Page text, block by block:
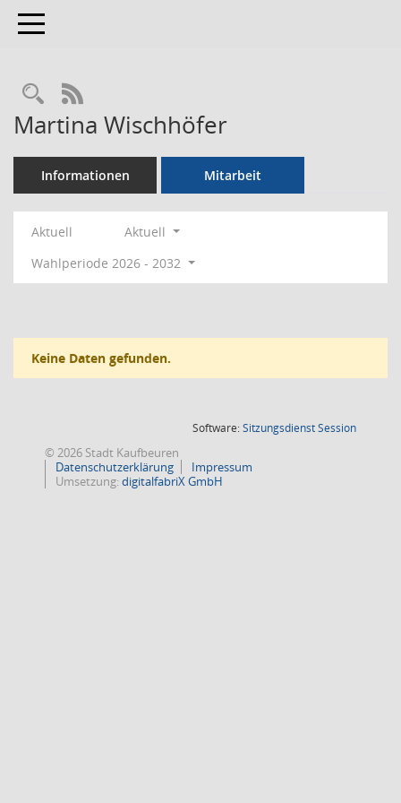
Toggle navigation
Rechercheauswahl
RSS-Feed
Martina Wischhöfer
Informationen Mitarbeit
Aktuell
Aktuell
Wahlperiode 2026 - 2032
Keine Daten gefunden.
Software:SitzungsdienstSession(Wird in
© 2026 Stadt Kaufbeuren
Datenschutzerklärung
Impressum
Umsetzung:digitalfabriX GmbH